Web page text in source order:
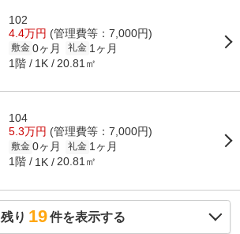
102
4.4万円 (管理費等：7,000円)
敷金 0ヶ月 礼金 1ヶ月
1階 1K 20.81㎡
104
5.3万円 (管理費等：7,000円)
敷金 0ヶ月 礼金 1ヶ月
1階 1K 20.81㎡
残り 19件を表示する